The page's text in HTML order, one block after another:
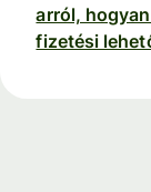
arról,
fizetési